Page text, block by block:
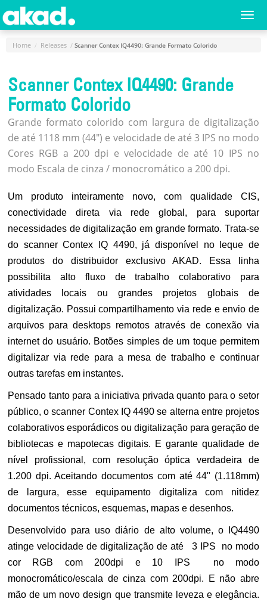
Menu
Principal
A
Empresa
Produtos
Novidades
e
Releases
Login
Cadastro
Fale
Conosco
Home Releases Scanner Contex IQ4490: Grande Formato Colorido
Scanner Contex IQ4490: Grande
Formato Colorido
Grande formato colorido com largura de digitalização
de até 1118 mm (44") e velocidade de até 3 IPS no modo
Cores RGB a 200 dpi e velocidade de até 10 IPS no
modo Escala de cinza / monocromático a 200 dpi.
Um produto inteiramente novo, com qualidade CIS,
conectividade direta via rede global, para suportar
necessidades de digitalização em grande formato. Trata-se
do scanner Contex IQ 4490, já disponível no leque de
produtos do distribuidor exclusivo AKAD. Essa linha
possibilita alto fluxo de trabalho colaborativo para
atividades locais ou grandes projetos globais de
digitalização. Possui compartilhamento via rede e envio de
arquivos para desktops remotos através de conexão via
internet do usuário. Botões simples de um toque permitem
digitalizar via rede para a mesa de trabalho e continuar
outras tarefas em instantes.
Pensado tanto para a iniciativa privada quanto para o setor
público, o scanner Contex IQ 4490 se alterna entre projetos
colaborativos esporádicos ou digitalização para geração de
bibliotecas e mapotecas digitais. E garante qualidade de
nível profissional, com resolução óptica verdadeira de
1.200 dpi. Aceitando documentos com até 44" (1.118mm)
de largura, esse equipamento digitaliza com nitidez
documentos técnicos, esquemas, mapas e desenhos.
Desenvolvido para uso diário de alto volume, o IQ4490
atinge velocidade de digitalização de até 3 IPS no modo
cor RGB com 200dpi e 10 IPS no modo
monocromático/escala de cinza com 200dpi. E não abre
mão de um novo design que transmite leveza e elegância.